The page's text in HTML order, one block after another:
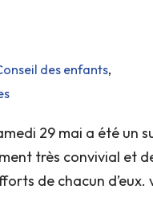
des enfants,
29 mai a été un
très convivial et
de chacun d’eux.